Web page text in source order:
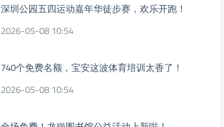
深圳公园五四运动嘉年华徒步赛，欢乐开跑！
2026-05-08 10:54
740个免费名额，宝安这波体育培训太香了！
2026-05-08 10:54